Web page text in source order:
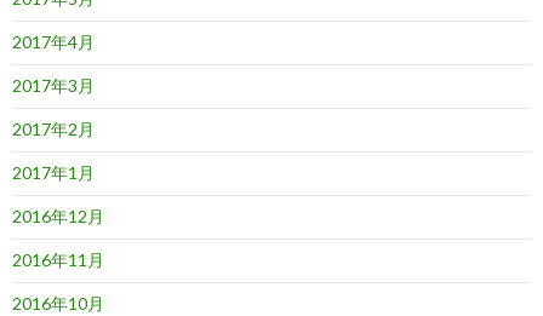
2017年4月
2017年3月
2017年2月
2017年1月
2016年12月
2016年11月
2016年10月